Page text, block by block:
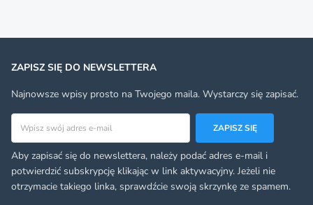
ZAPISZ SIĘ DO NEWSLETTERA
Najnowsze wpisy prosto na Twojego maila. Wystarczy się zapisać.
Adres email
ZAPISZ SIĘ
Aby zapisać się do newslettera, należy podać adres e-mail i
potwierdzić subskrypcję klikając w link aktywacyjny. Jeżeli nie
otrzymacie takiego linka, sprawdźcie swoją skrzynkę ze spamem.